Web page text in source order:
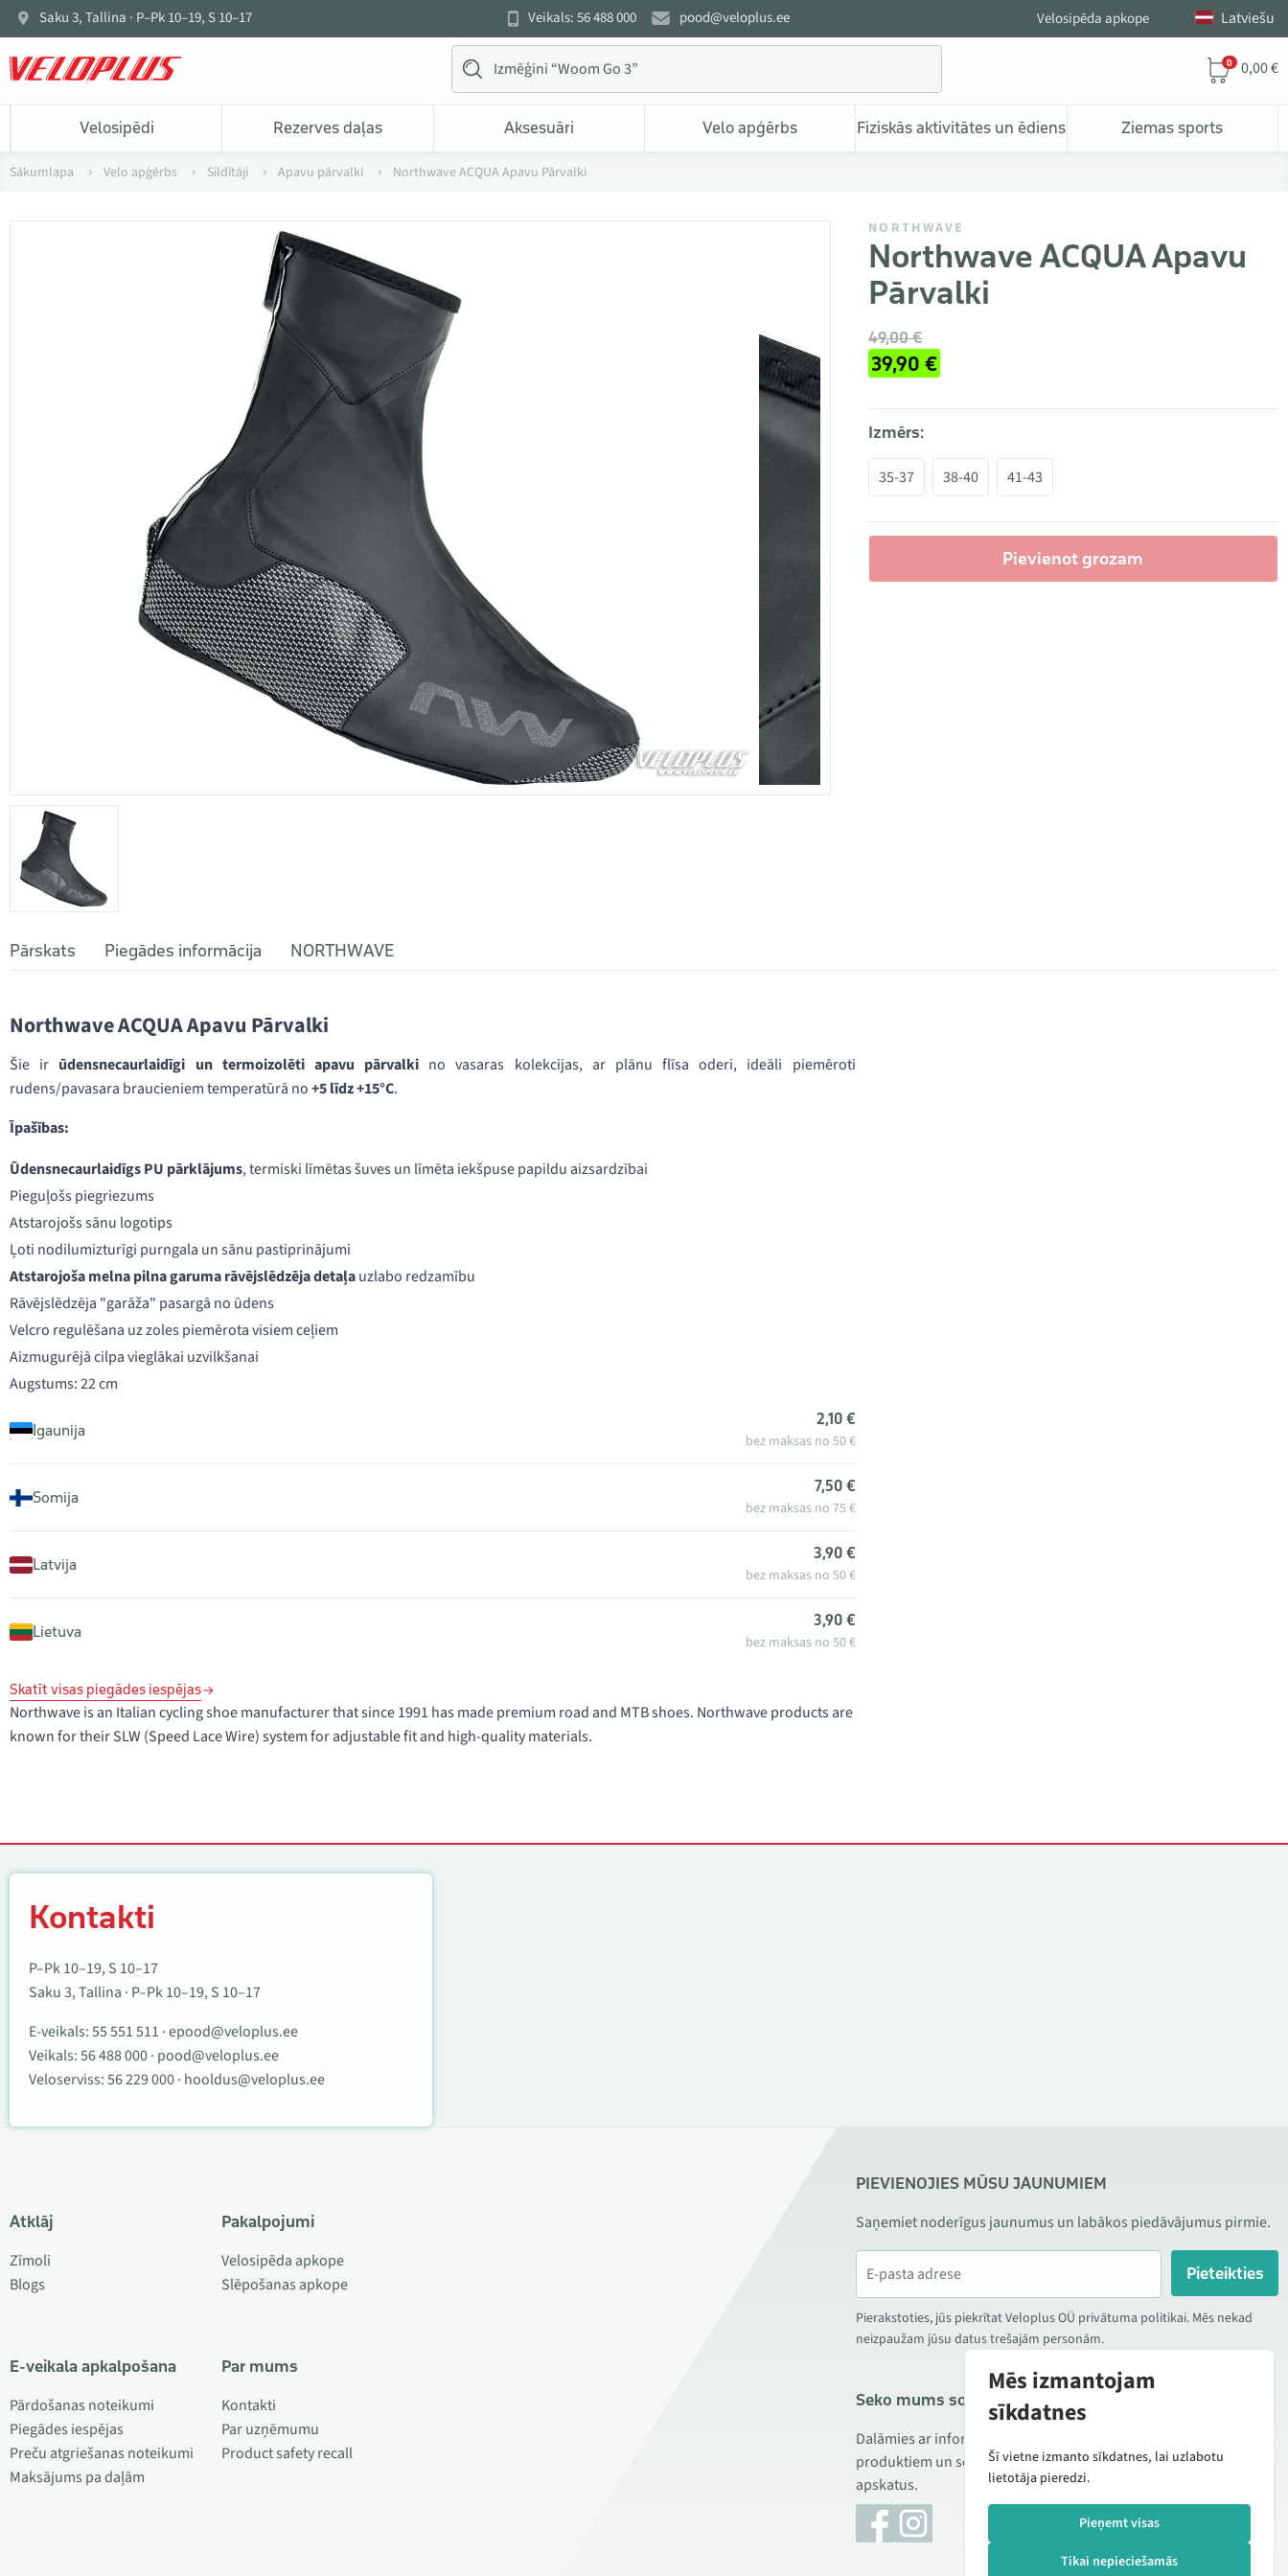
Saku 3, Tallina · P–Pk 10–19, S 10–17 Veikals: 56 488 000 pood@veloplus.ee Velosipēda apkope Latviešu
0 0,00 €
Velosipēdi Rezerves daļas Aksesuāri Velo apģērbs Fiziskās aktivitātes un ēdiens Ziemas sports
Sākumlapa Velo apģērbs Sildītāji Apavu pārvalki Northwave ACQUA Apavu Pārvalki
NORTHWAVE
Northwave ACQUA Apavu
Pārvalki
49,00 €
39,90 €
Izmērs:
35-37 38-40 41-43
Pievienot grozam
Pārskats Piegādes informācija NORTHWAVE
Northwave ACQUA Apavu Pārvalki
Šie ir ūdensnecaurlaidīgi un termoizolēti apavu pārvalki no vasaras kolekcijas, ar plānu flīsa oderi, ideāli piemēroti
rudens/pavasara braucieniem temperatūrā no+5 līdz +15°C.
Īpašības:
Ūdensnecaurlaidīgs PU pārklājums, termiski līmētas šuves un līmēta iekšpuse papildu aizsardzībai
Pieguļošs piegriezums
Atstarojošs sānu logotips
Ļoti nodilumizturīgi purngala un sānu pastiprinājumi
Atstarojoša melna pilna garuma rāvējslēdzēja detaļauzlabo redzamību
Rāvējslēdzēja "garāža" pasargā no ūdens
Velcro regulēšana uz zoles piemērota visiem ceļiem
Aizmugurējā cilpa vieglākai uzvilkšanai
Augstums: 22 cm
Igaunija
2,10 €
bez maksas no 50 €
Somija
7,50 €
bez maksas no 75 €
Latvija
3,90 €
bez maksas no 50 €
Lietuva
3,90 €
bez maksas no 50 €
Skatīt visas piegādes iespējas
Northwave is an Italian cycling shoe manufacturer that since 1991 has made premium road and MTB shoes. Northwave products are
known for their SLW (Speed Lace Wire) system for adjustable fit and high-quality materials.
Kontakti
P–Pk 10–19, S 10–17
Saku 3, Tallina · P–Pk 10–19, S 10–17
E-veikals:55 551 511 ·epood@veloplus.ee
Veikals:56 488 000· pood@veloplus.ee
Veloserviss:56 229 000· hooldus@veloplus.ee
Atklāj
Zīmoli
Blogs
E-veikala apkalpošana
Pārdošanas noteikumi
Piegādes iespējas
Preču atgriešanas noteikumi
Maksājums pa daļām
Pakalpojumi
Velosipēda apkope
Slēpošanas apkope
Par mums
Kontakti
Par uzņēmumu
Product safety recall
PIEVIENOJIES MŪSU JAUNUMIEM
Saņemiet noderīgus jaunumus un labākos piedāvājumus pirmie.
Pieteikties
Pierakstoties, jūs piekrītat Veloplus OÜ privātuma politikai. Mēs nekad
neizpaužam jūsu datus trešajām personām.
Seko mums sociālajos tīklos
Dalāmies ar informāciju par izdevīgām akcijām, jauniem
produktiem un servisu. Reizēm publicējam arī produktu
apskatus.
Mēs izmantojam
sīkdatnes
Šī vietne izmanto sīkdatnes, lai uzlabotu
lietotāja pieredzi.
Pieņemt visas
Tikai nepieciešamās